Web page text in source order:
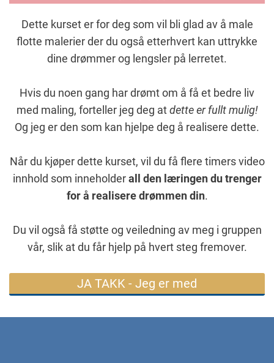
Dette kurset er for deg som vil bli glad av å male
flotte malerier der du også etterhvert kan uttrykke
dine drømmer og lengsler på lerretet.
Hvis du noen gang har drømt om å få et bedre liv
med maling, forteller jeg deg atdette er fullt mulig!
Og jeg er den som kan hjelpe deg å realisere dette.
Når du kjøper dette kurset, vil du få flere timers video
innhold som inneholderall den læringen du trenger
for å realisere drømmen din.
Du vil også få støtte og veiledning av meg i gruppen
vår, slik at du får hjelp på hvert steg fremover.
JA TAKK - Jeg er med